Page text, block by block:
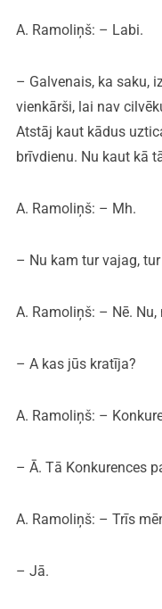
A. Ramoliņš: – Labi.
– Galvenais, ka saku,
vienkārši, lai nav
Atstāj kaut kādus
brīvdienu. Nu kaut kā
A. Ramoliņš: – Mh.
– Nu kam tur vajag,
A. Ramoliņš: – Nē.
– A kas jūs kratīja?
A. Ramoliņš: –
– Ā. Tā Konkurences
A. Ramoliņš: – Trīs
– Jā.